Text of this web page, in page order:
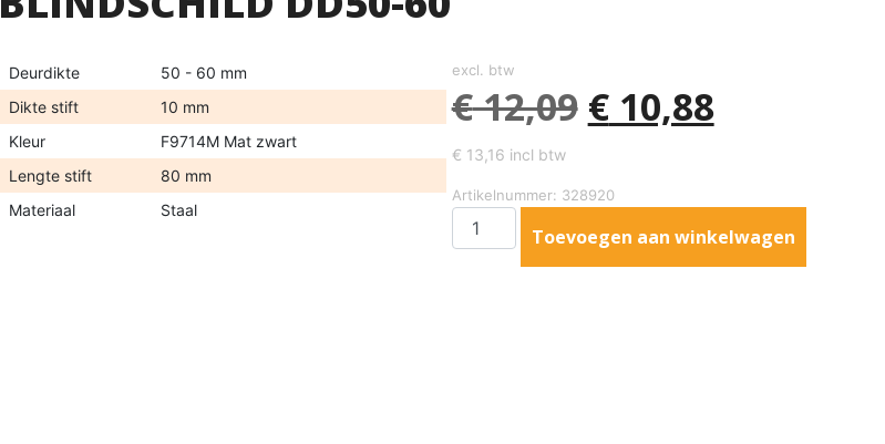
Deurdikte
50 - 60 mm
Dikte stift
10 mm
Kleur
F9714M Mat zwart
Lengte stift
80 mm
Materiaal
Staal
excl. btw
€12,09 €10,88
€ 13,16 incl btw
Artikelnummer: 328920
Toevoegen aan winkelwagen